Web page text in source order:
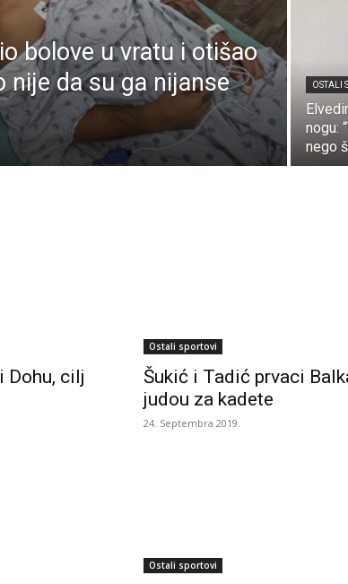
bolove u vratu i otišao
nije da su ga nijanse
OSTALI
nogu:
nego
Dohu, cilj
Ostali sportovi
Šukić i Tadić prvaci
judou za kadete
24. Septembra 2019.
Ostali sportovi